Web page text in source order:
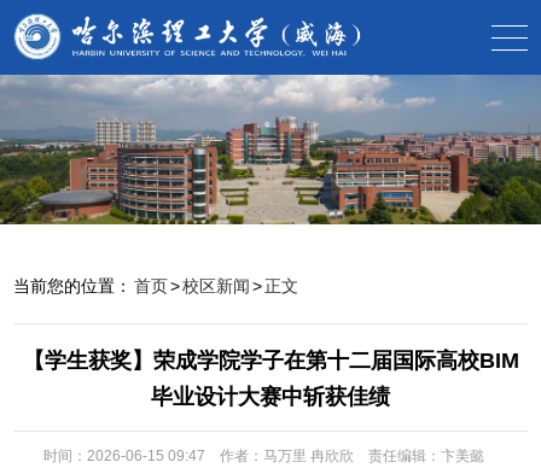
当前您的位置： 首页>校区新闻 >正文
【学生获奖】荣成学院学子在第十二届国际高校BIM
毕业设计大赛中斩获佳绩
时间：2026-06-15 09:47 作者：马万里 冉欣欣
责任编辑：卞美懿